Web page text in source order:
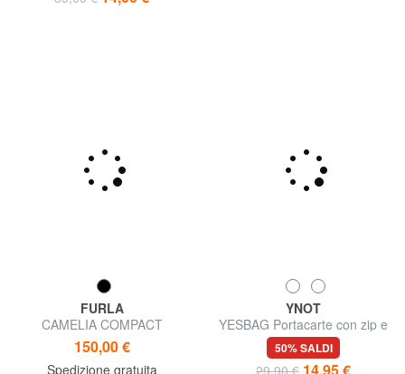
14,00 €
FURLA
CAMELIA COMPACT
Portafoglio piccolo in pelle
150,00 €
YNOT
YESBAG Portacarte con zip e
polsierina
50% SALDI